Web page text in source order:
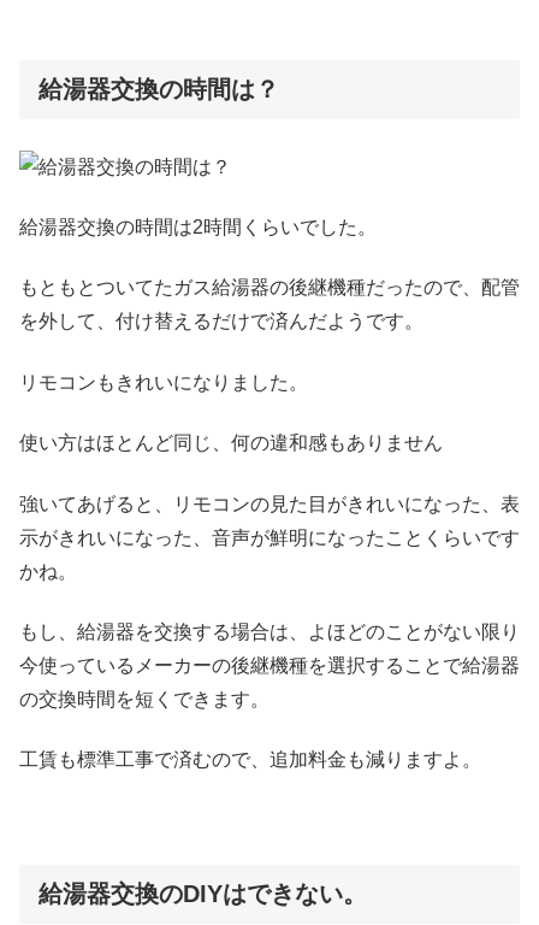
給湯器交換の時間は？
給湯器交換の時間は2時間くらいでした。
もともとついてたガス給湯器の後継機種だったので、配管
を外して、付け替えるだけで済んだようです。
リモコンもきれいになりました。
使い方はほとんど同じ、何の違和感もありません
強いてあげると、リモコンの見た目がきれいになった、表
示がきれいになった、音声が鮮明になったことくらいです
かね。
もし、給湯器を交換する場合は、よほどのことがない限り
今使っているメーカーの後継機種を選択することで給湯器
の交換時間を短くできます。
工賃も標準工事で済むので、追加料金も減りますよ。
給湯器交換のDIYはできない。